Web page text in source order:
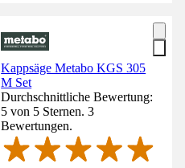
Kappsäge Metabo KGS 305
M Set
Durchschnittliche Bewertung:
5 von 5 Sternen. 3
Bewertungen.